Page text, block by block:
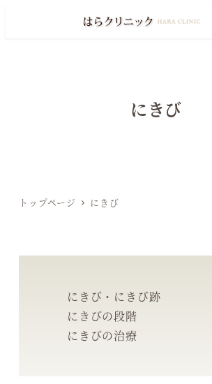
にきび
トップページ にきび
にきび・にきび跡
にきびの段階
にきびの治療